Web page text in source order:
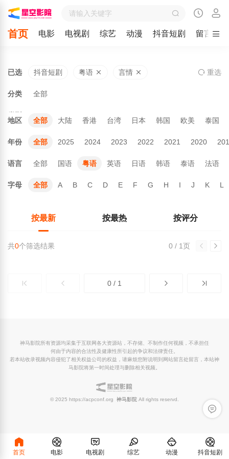
首页 电影 电视剧 综艺 动漫 抖音短剧 留言
已选 抖音短剧 粤语 言情 重选
分类 全部
类型
地区 全部 大陆 香港 台湾 日本 韩国 欧美 泰国
年份 全部 2025 2024 2023 2022 2021 2020
语言 全部 国语 粤语 英语 日语 韩语 泰语 法语
字母 全部 A B C D E F G H I J K L
按最新 按最热 按评分
0 / 1页
共0个筛选结果
0 / 1
留言反
神马影院所有资源均采集于互联网各大资源站，不存储、不制作任何视频，不承担任
何由于内容的合法性及健康性所引起的争议和法律责任。
若本站收录视频内容侵犯了相关权益公司的权益，请麻烦您附说明到网站留言处留言，本站神
马影院将第一时间处理与删除相关视频。
© 2025 https://acpconf.org 神马影院 All rights reservd.
首页 电影 电视剧 综艺 动漫 抖音短剧